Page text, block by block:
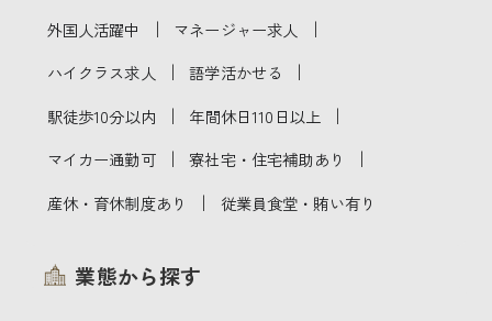
外国人活躍中 ｜ マネージャー求人 ｜
ハイクラス求人 ｜ 語学活かせる ｜
駅徒歩10分以内 ｜ 年間休日110日以上 ｜
マイカー通勤可 ｜ 寮社宅・住宅補助あり ｜
産休・育休制度あり ｜ 従業員食堂・賄い有り
業態から探す